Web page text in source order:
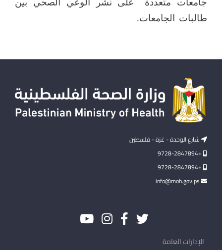
جامعات متعددة
على نشر الوعي الصحي بين
طالبات الجامعات.
شارع الوحدة - غزة - فلسطين
+9728-2847894
+9728-2847894
الإدارات العامة